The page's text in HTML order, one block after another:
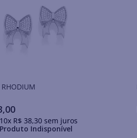
Brincos RHODIUM
,00
10x R$ 38,30sem juros
Produto Indisponível